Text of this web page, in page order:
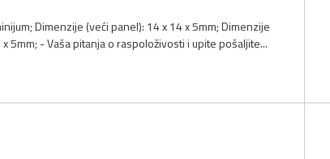
Dimenzije (veći panel): 14 x 14 x 5mm; Dimenzije
5mm; - Vaša pitanja o raspoloživosti i upite pošaljite...